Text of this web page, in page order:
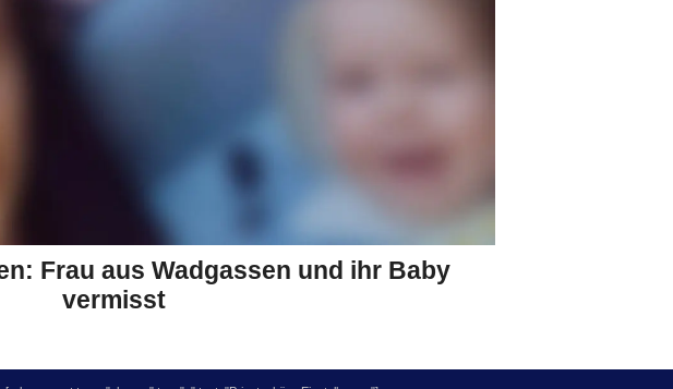
Frau aus Wadgassen und ihr Baby
vermisst